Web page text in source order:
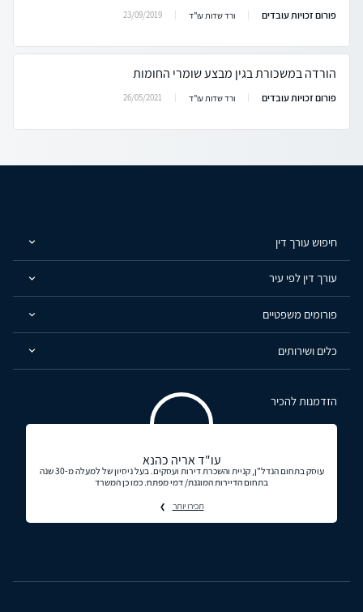
פורום זכויות עובדים ורד שדות עו"ד 23/09/2019
הורדה במשכורת בגין מבצע שומרי החומות
פורום זכויות עובדים ורד שדות עו"ד 26/05/2021
חיפוש עורך דין
עורך דין לפי עיר
פורומים משפטיים
כלים ושירותים
הזדמנות להכיר
עו"ד אריה כהנא
עוסק בתחום הנדל"ן, קניית והשכרת דירות ועסקים. בעל ניסיון של למעלה מ-30 שנה
בתחום הדיירות המוגנת/ דמי מפתח. כמו כן המשרד
תכירו יותר